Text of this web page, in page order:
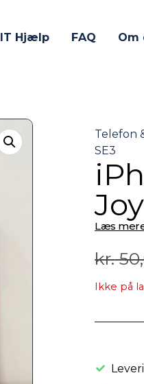
IT Hjælp FAQ Om
Læs
kr.
Ikke på